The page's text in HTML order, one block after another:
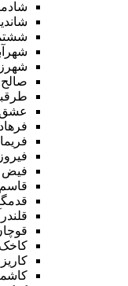
صالح
عشق
فیض
قاسم
کاخک
کاریز